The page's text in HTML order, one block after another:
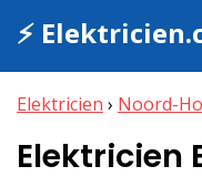
⚡
Elektricien › Noord-
Elektricien